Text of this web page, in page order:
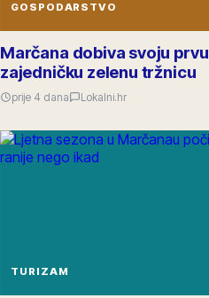
GOSPODARSTVO
Marčana dobiva svoju prvu
zajedničku zelenu tržnicu
prije 4 dana Lokalni.hr
TURIZAM